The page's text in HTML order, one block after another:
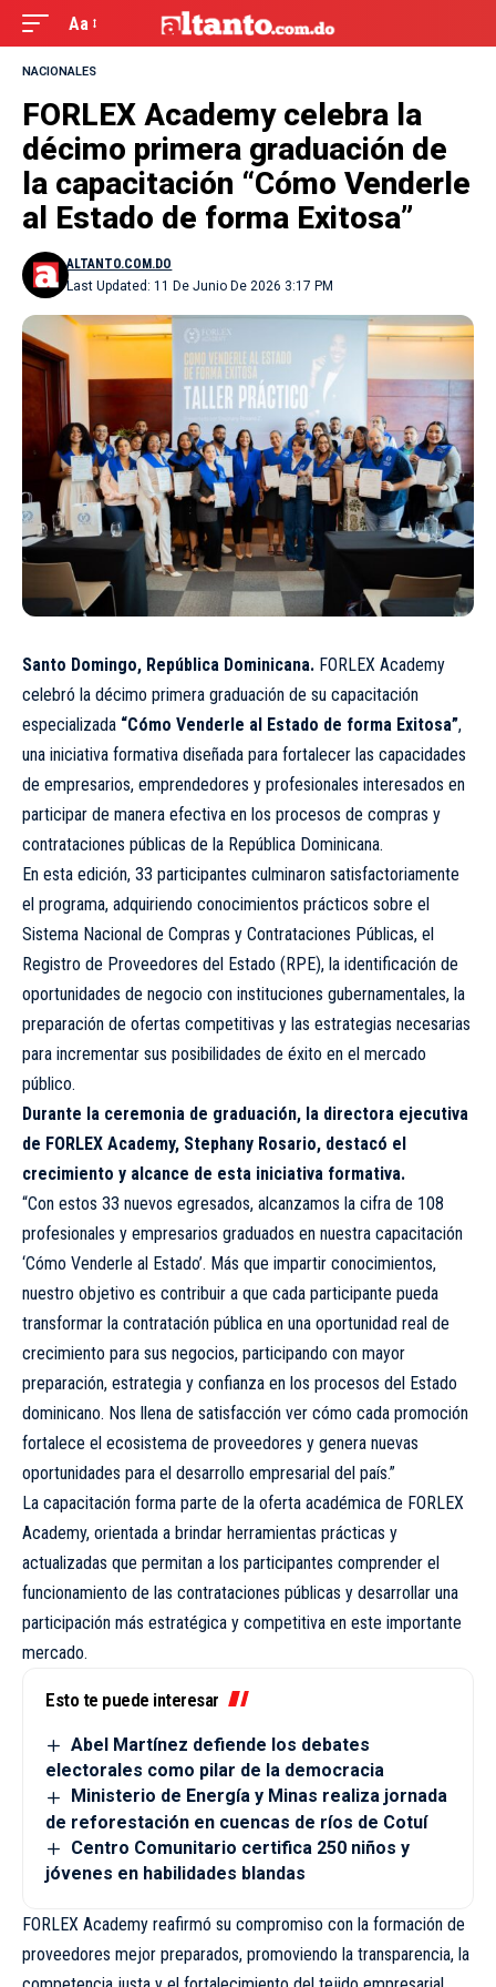
Aa
NACIONALES
FORLEX Academy celebra la
décimo primera graduación de
la capacitación “Cómo Venderle
al Estado de forma Exitosa”
Last Updated: 11 De Junio De 2026 3:17 PM
ALTANTO.COM.DO
Santo Domingo, República Dominicana. FORLEX Academy
celebró la décimo primera graduación de su capacitación
especializada “Cómo Venderle al Estado de forma Exitosa”,
una iniciativa formativa diseñada para fortalecer las capacidades
de empresarios, emprendedores y profesionales interesados en
participar de manera efectiva en los procesos de compras y
contrataciones públicas de la República Dominicana.
En esta edición, 33 participantes culminaron satisfactoriamente
el programa, adquiriendo conocimientos prácticos sobre el
Sistema Nacional de Compras y Contrataciones Públicas, el
Registro de Proveedores del Estado (RPE), la identificación de
oportunidades de negocio con instituciones gubernamentales, la
preparación de ofertas competitivas y las estrategias necesarias
para incrementar sus posibilidades de éxito en el mercado
público.
Durante la ceremonia de graduación, la directora ejecutiva
de FORLEX Academy, Stephany Rosario, destacó el
crecimiento y alcance de esta iniciativa formativa.
“Con estos 33 nuevos egresados, alcanzamos la cifra de 108
profesionales y empresarios graduados en nuestra capacitación
‘Cómo Venderle al Estado’. Más que impartir conocimientos,
nuestro objetivo es contribuir a que cada participante pueda
transformar la contratación pública en una oportunidad real de
crecimiento para sus negocios, participando con mayor
preparación, estrategia y confianza en los procesos del Estado
dominicano. Nos llena de satisfacción ver cómo cada promoción
fortalece el ecosistema de proveedores y genera nuevas
oportunidades para el desarrollo empresarial del país.”
La capacitación forma parte de la oferta académica de FORLEX
Academy, orientada a brindar herramientas prácticas y
actualizadas que permitan a los participantes comprender el
funcionamiento de las contrataciones públicas y desarrollar una
participación más estratégica y competitiva en este importante
mercado.
Esto te puede interesar
Abel Martínez defiende los debates
electorales como pilar de la democracia
Ministerio de Energía y Minas realiza jornada
de reforestación en cuencas de ríos de Cotuí
Centro Comunitario certifica 250 niños y
jóvenes en habilidades blandas
FORLEX Academy reafirmó su compromiso con la formación de
proveedores mejor preparados, promoviendo la transparencia, la